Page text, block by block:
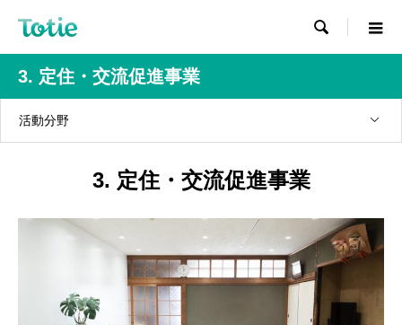

3. 定住・交流促進事業
活動分野
3. 定住・交流促進事業